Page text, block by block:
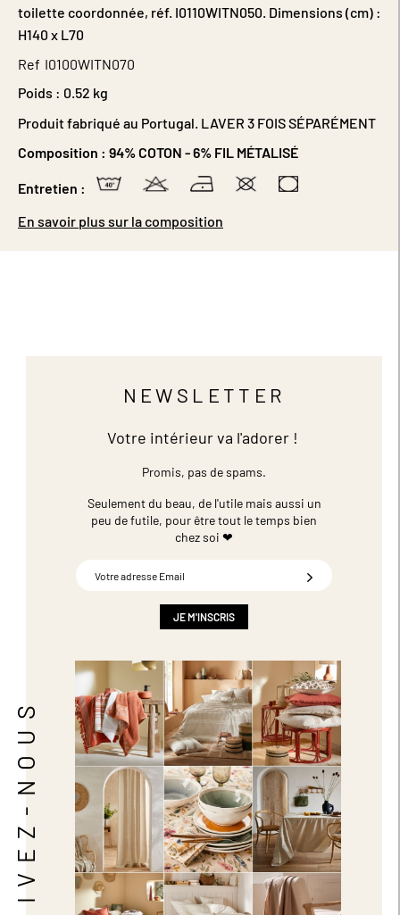
toilette coordonnée, réf. I0110WITN050. Dimensions (cm) :
H140 x L70
Ref I0100WITN070
Poids : 0.52 kg
Produit fabriqué au Portugal. LAVER 3 FOIS SÉPARÉMENT
Composition : 94% COTON - 6% FIL MÉTALISÉ
Entretien :
En savoir plus sur la composition
SUIVEZ-NOUS
NEWSLETTER
Votre intérieur va l'adorer !
Promis, pas de spams.
Seulement du beau, de l'utile mais aussi un
peu de futile, pour être tout le temps bien
chez soi ❤
JE M'INSCRIS